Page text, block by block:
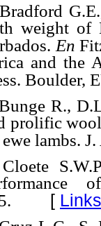
weight of
En
and the
Boulder,
R.,
prolific
lambs.
[ Links